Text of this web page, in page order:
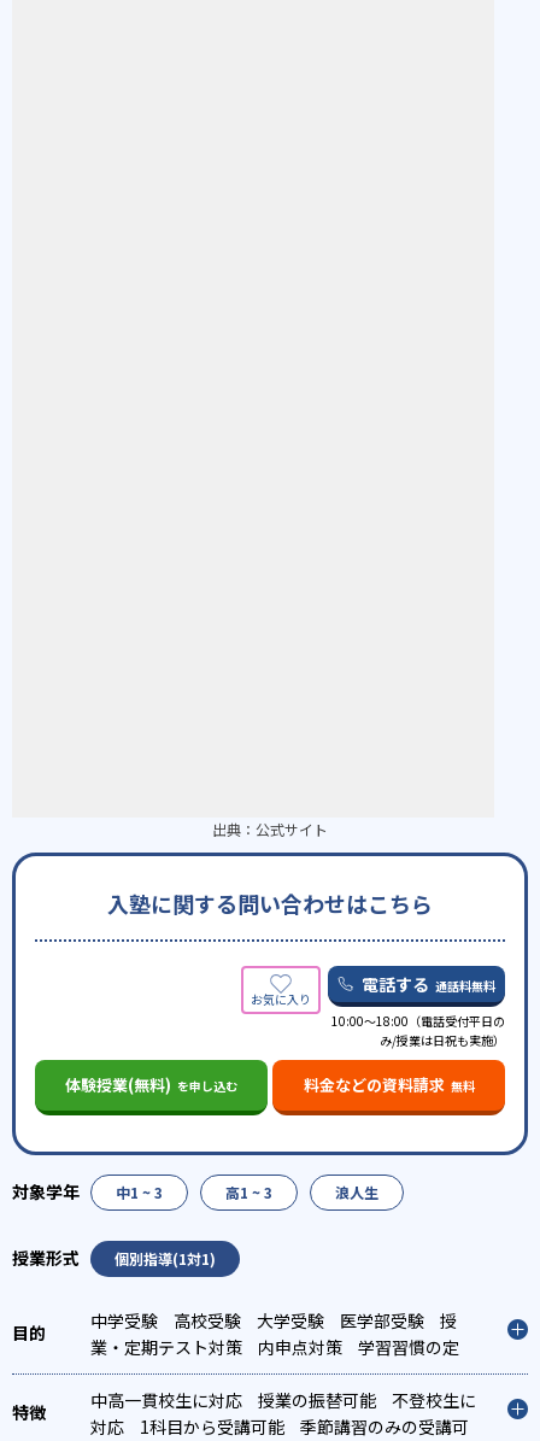
出典： 公式サイト
入塾に関する問い合わせはこちら
電話する 通話料無料
10:00～18:00（電話受付平日の
み/授業は日祝も実施）
体験授業(無料) を申し込む 料金などの資料請求 無料
中1 ~ 3 高1 ~ 3 浪人生
個別指導(1対1)
中学受験 高校受験 大学受験 医学部受験
授
業・定期テスト対策
内申点対策
学習習慣の定
着
推薦入試対策 学校別特化対策
国公立大対
策
私大対策 共通テスト対策
英検(英語検定)対
策
数学特化対策 英語・英会話特化対策
その他
中高一貫校生に対応 授業の振替可能
不登校生に
対応
1科目から受講可能 季節講習のみの受講可